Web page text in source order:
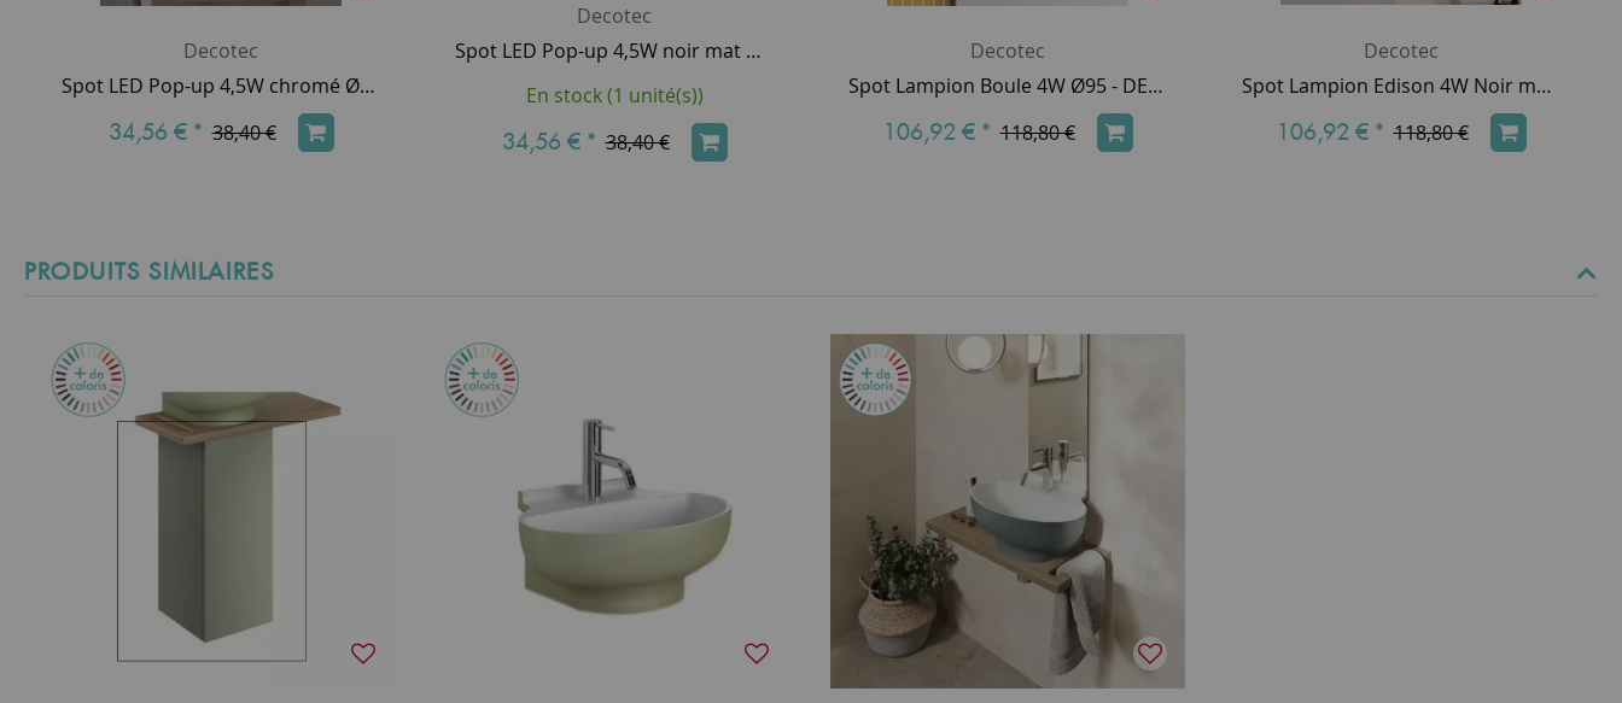
Decotec
Spot LED Pop-up 4,5W chromé Ø10 à l'unité - DECOTEC Réf. 179750100001
34,56 € * 38,40 €
Decotec
Spot LED Pop-up 4,5W noir mat Ø10 à l'unité - DECOTEC Réf. 179750100002
En stock (1 unité(s))
34,56 € * 38,40 €
Decotec
Spot Lampion Boule 4W Ø95 - DECOTEC Réf. 179751100001
106,92 € * 118,80 €
Decotec
Spot Lampion Edison 4W Noir mat - DECOTEC Réf. 179751200001
106,92 € * 118,80 €
PRODUITS SIMILAIRES